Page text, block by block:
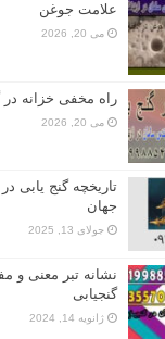
علامت جوغن
می 20, 2026
راه مخفی خزانه در
می 20, 2026
تاریخچه گنج‌ یابی
جهان
جولای 13, 2025
نشانه تبر معنی و
گنجیابی
ژانویه 14, 2024